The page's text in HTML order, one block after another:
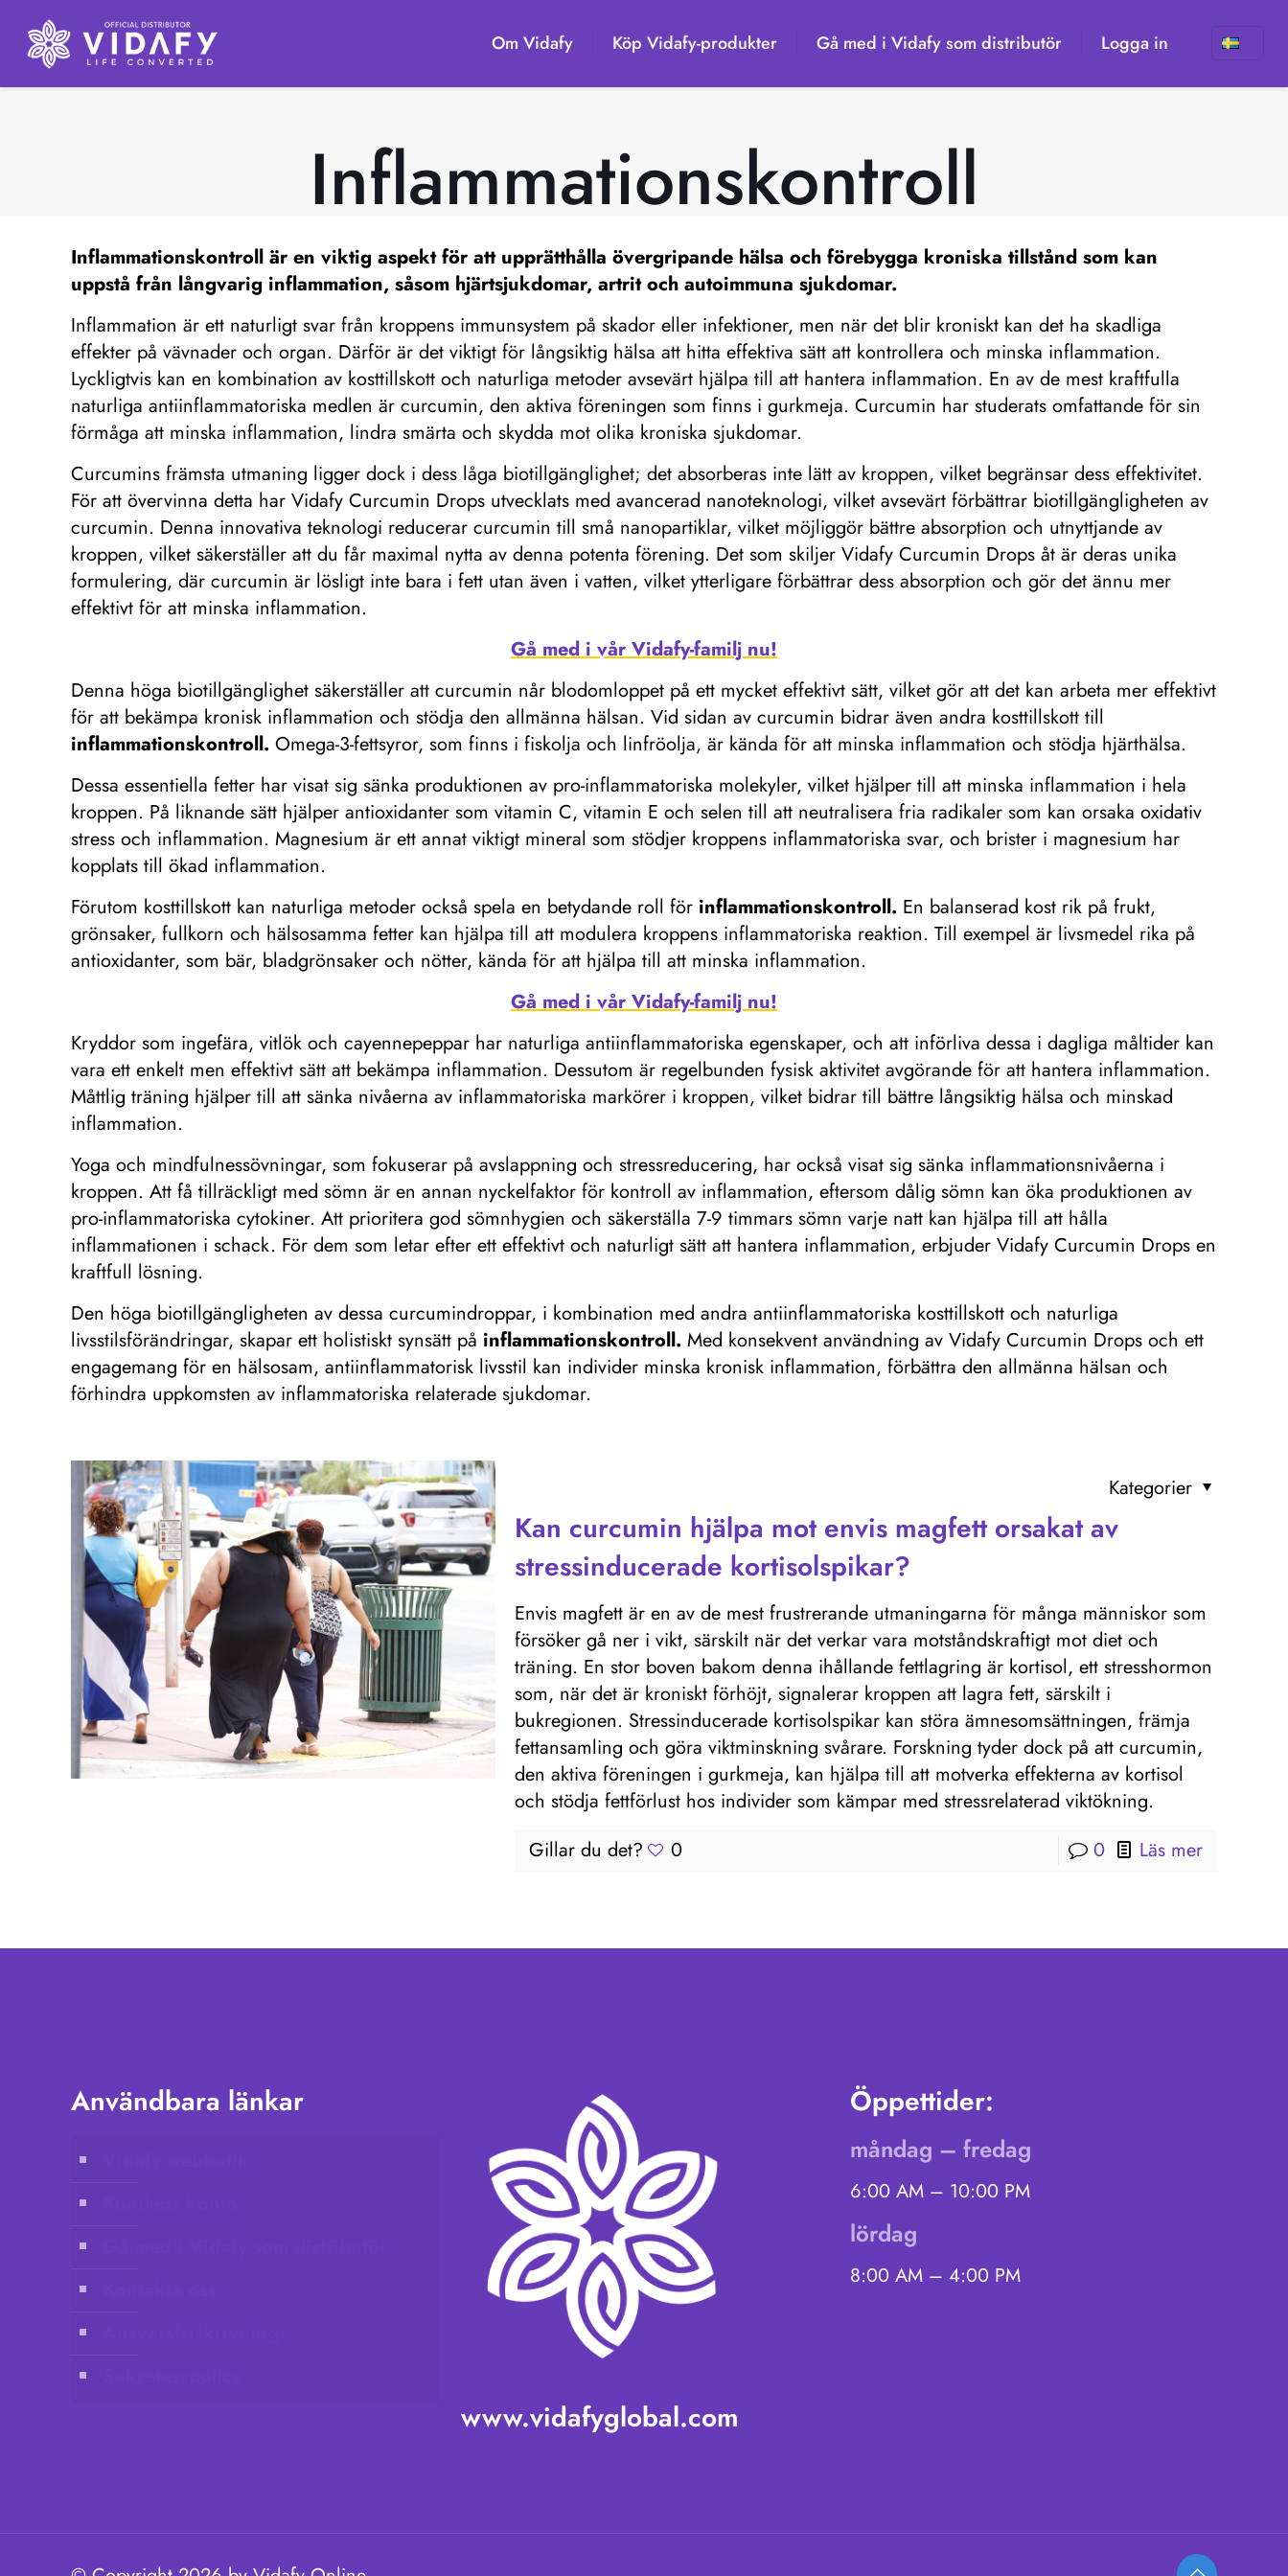
Om Vidafy Köp Vidafy-produkter Gå med i Vidafy som distributör Logga in
Inflammationskontroll
Inflammationskontroll är en viktig aspekt för att upprätthålla övergripande hälsa och förebygga kroniska tillstånd som kan
uppstå från långvarig inflammation, såsom hjärtsjukdomar, artrit och autoimmuna sjukdomar.
Inflammation är ett naturligt svar från kroppens immunsystem på skador eller infektioner, men när det blir kroniskt kan det ha skadliga
effekter på vävnader och organ. Därför är det viktigt för långsiktig hälsa att hitta effektiva sätt att kontrollera och minska inflammation.
Lyckligtvis kan en kombination av kosttillskott och naturliga metoder avsevärt hjälpa till att hantera inflammation. En av de mest kraftfulla
naturliga antiinflammatoriska medlen är curcumin, den aktiva föreningen som finns i gurkmeja. Curcumin har studerats omfattande för sin
förmåga att minska inflammation, lindra smärta och skydda mot olika kroniska sjukdomar.
Curcumins främsta utmaning ligger dock i dess låga biotillgänglighet; det absorberas inte lätt av kroppen, vilket begränsar dess effektivitet.
För att övervinna detta har Vidafy Curcumin Drops utvecklats med avancerad nanoteknologi, vilket avsevärt förbättrar biotillgängligheten av
curcumin. Denna innovativa teknologi reducerar curcumin till små nanopartiklar, vilket möjliggör bättre absorption och utnyttjande av
kroppen, vilket säkerställer att du får maximal nytta av denna potenta förening. Det som skiljer Vidafy Curcumin Drops åt är deras unika
formulering, där curcumin är lösligt inte bara i fett utan även i vatten, vilket ytterligare förbättrar dess absorption och gör det ännu mer
effektivt för att minska inflammation.
Gå med i vår Vidafy-familj nu!
Denna höga biotillgänglighet säkerställer att curcumin når blodomloppet på ett mycket effektivt sätt, vilket gör att det kan arbeta mer effektivt
för att bekämpa kronisk inflammation och stödja den allmänna hälsan. Vid sidan av curcumin bidrar även andra kosttillskott till
inflammationskontroll. Omega-3-fettsyror, som finns i fiskolja och linfröolja, är kända för att minska inflammation och stödja hjärthälsa.
Dessa essentiella fetter har visat sig sänka produktionen av pro-inflammatoriska molekyler, vilket hjälper till att minska inflammation i hela
kroppen. På liknande sätt hjälper antioxidanter som vitamin C, vitamin E och selen till att neutralisera fria radikaler som kan orsaka oxidativ
stress och inflammation. Magnesium är ett annat viktigt mineral som stödjer kroppens inflammatoriska svar, och brister i magnesium har
kopplats till ökad inflammation.
Förutom kosttillskott kan naturliga metoder också spela en betydande roll för inflammationskontroll. En balanserad kost rik på frukt,
grönsaker, fullkorn och hälsosamma fetter kan hjälpa till att modulera kroppens inflammatoriska reaktion. Till exempel är livsmedel rika på
antioxidanter, som bär, bladgrönsaker och nötter, kända för att hjälpa till att minska inflammation.
Gå med i vår Vidafy-familj nu!
Kryddor som ingefära, vitlök och cayennepeppar har naturliga antiinflammatoriska egenskaper, och att införliva dessa i dagliga måltider kan
vara ett enkelt men effektivt sätt att bekämpa inflammation. Dessutom är regelbunden fysisk aktivitet avgörande för att hantera inflammation.
Måttlig träning hjälper till att sänka nivåerna av inflammatoriska markörer i kroppen, vilket bidrar till bättre långsiktig hälsa och minskad
inflammation.
Yoga och mindfulnessövningar, som fokuserar på avslappning och stressreducering, har också visat sig sänka inflammationsnivåerna i
kroppen. Att få tillräckligt med sömn är en annan nyckelfaktor för kontroll av inflammation, eftersom dålig sömn kan öka produktionen av
pro-inflammatoriska cytokiner. Att prioritera god sömnhygien och säkerställa 7-9 timmars sömn varje natt kan hjälpa till att hålla
inflammationen i schack. För dem som letar efter ett effektivt och naturligt sätt att hantera inflammation, erbjuder Vidafy Curcumin Drops en
kraftfull lösning.
Den höga biotillgängligheten av dessa curcumindroppar, i kombination med andra antiinflammatoriska kosttillskott och naturliga
livsstilsförändringar, skapar ett holistiskt synsätt på inflammationskontroll. Med konsekvent användning av Vidafy Curcumin Drops och ett
engagemang för en hälsosam, antiinflammatorisk livsstil kan individer minska kronisk inflammation, förbättra den allmänna hälsan och
förhindra uppkomsten av inflammatoriska relaterade sjukdomar.
Kategorier
Kan curcumin hjälpa mot envis magfett orsakat av
stressinducerade kortisolspikar?
Envis magfett är en av de mest frustrerande utmaningarna för många människor som
försöker gå ner i vikt, särskilt när det verkar vara motståndskraftigt mot diet och
träning. En stor boven bakom denna ihållande fettlagring är kortisol, ett stresshormon
som, när det är kroniskt förhöjt, signalerar kroppen att lagra fett, särskilt i
bukregionen. Stressinducerade kortisolspikar kan störa ämnesomsättningen, främja
fettansamling och göra viktminskning svårare. Forskning tyder dock på att curcumin,
den aktiva föreningen i gurkmeja, kan hjälpa till att motverka effekterna av kortisol
och stödja fettförlust hos individer som kämpar med stressrelaterad viktökning.
Gillar du det?
0 0 Läs mer
Användbara länkar
www.vidafyglobal.com
Öppettider:
måndag – fredag
6:00 AM – 10:00 PM
lördag
8:00 AM – 4:00 PM